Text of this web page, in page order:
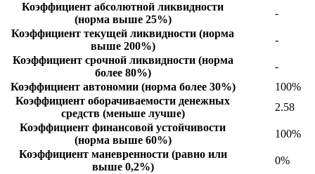
Коэффициент абсолютной ликвидности
(норма выше 25%)
-
Коэффициент текущей ликвидности (норма
выше 200%)
-
Коэффициент срочной ликвидности (норма
более 80%)
-
Коэффициент автономии (норма более 30%)
100%
Коэффициент оборачиваемости денежных
средств (меньше лучше)
2.58
Коэффициент финансовой устойчивости
(норма выше 60%)
100%
Коэффициент маневренности (равно или
выше 0,2%)
0%